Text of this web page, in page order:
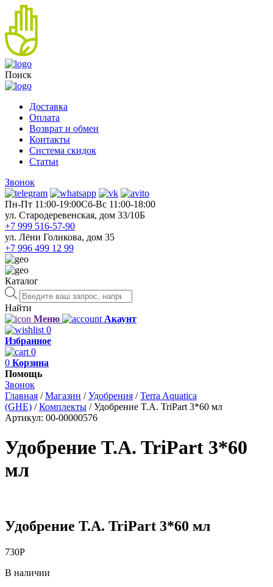
Поиск
Доставка
Оплата
Возврат и обмен
Контакты
Система скидок
Статьи
Звонок
Пн-Пт 11:00-19:00Cб-Вс 11:00-18:00
ул. Стародеревенская, дом 33/10Б
+7 999 516-57-90
ул. Лёни Голикова, дом 35
+7 996 499 12 99
Каталог
Поиск
товаров
Найти
Меню
Акаунт
0
Избранное
0
0 Корзина
Помощь
Звонок
Главная /Магазин /Удобрения /Terra Aquatica
(GHE) /Комплекты /Удобрение T.A. TriPart 3*60 мл
Артикул: 00-00000576
Удобрение T.A. TriPart 3*60
мл
Удобрение T.A. TriPart 3*60 мл
730Р
В наличии